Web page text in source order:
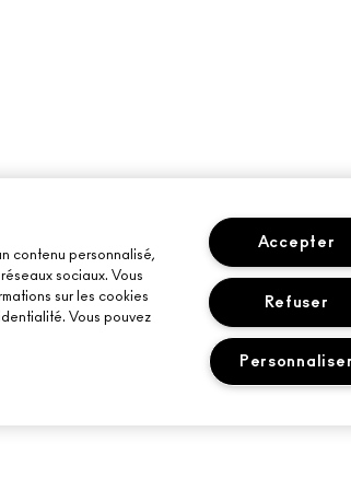
contenu personnalisé,
sociaux. Vous
sur les cookies
Vous pouvez
Accepter
Refuser